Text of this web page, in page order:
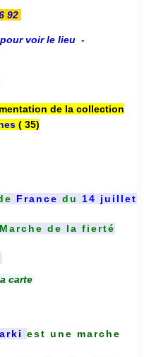
92
pour voir le lieu -
de la collection
( 35)
France du 14 juillet
de la fierté
carte
est une marche